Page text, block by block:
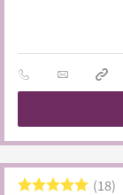
18